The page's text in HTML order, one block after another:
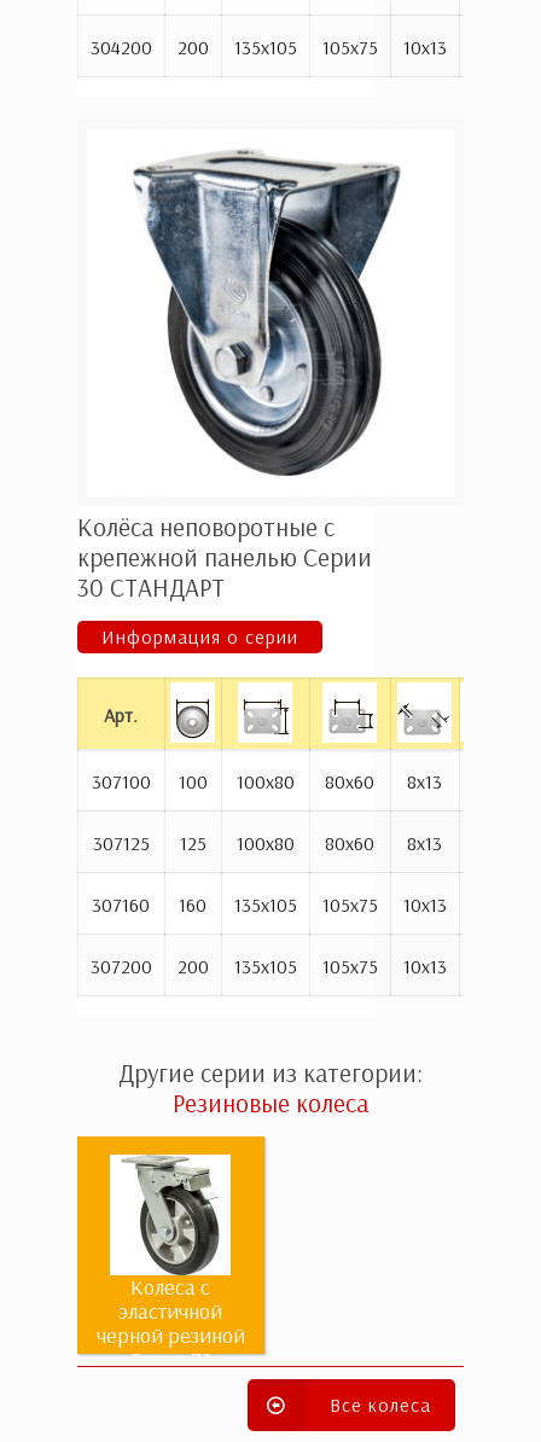
304200 200 135x105 105х75 10х13
Колёса неповоротные с
крепежной панелью Серии
30 СТАНДАРТ
Информация о серии
Арт.
307100 100 100х80 80x60 8х13
307125 125 100х80 80х60 8х13
307160 160 135х105 105х75 10х13
307200 200 135х105 105х75 10х13
Другие серии из категории:
Резиновые колеса
Колеса с
эластичной
черной резиной
Серия 72
Все колеса